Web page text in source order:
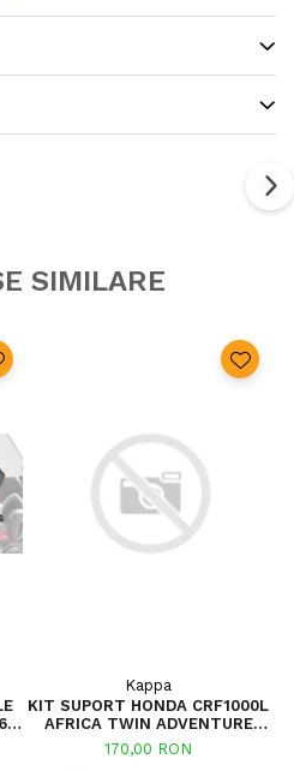
SIMILARE
-
Kappa
KIT SUPORT HONDA CRF1000L
AFRICA TWIN ADVENTURE
SPORTS (18 - 19) CRF1000L
AFRICA TWIN (18 - 19)
170,00 RON